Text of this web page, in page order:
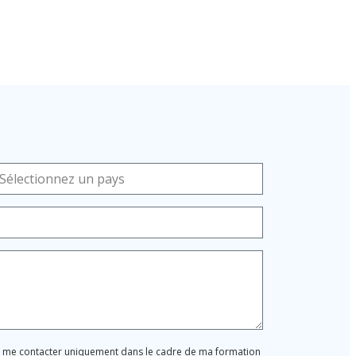
me contacter uniquement dans le cadre de ma formation